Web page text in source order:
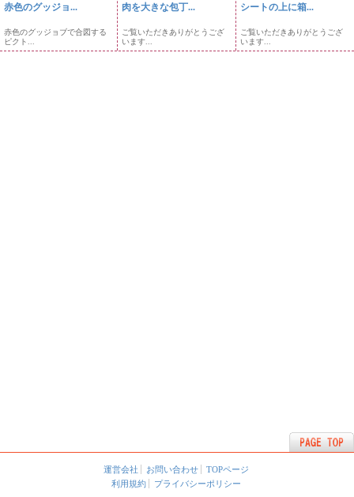
赤色のグッジョ...
赤色のグッジョブで合図する
ピクト...
肉を大きな包丁...
ご覧いただきありがとうござ
います...
シートの上に箱...
ご覧いただきありがとうござ
います...
運営会社 お問い合わせ
TOPページ
利用規約
プライバシーポリシー